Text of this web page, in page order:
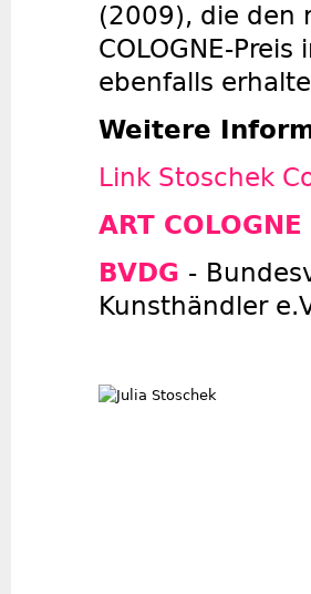
(2009), die den
COLOGNE-
ebenfalls
Weitere
Link Stoschek
ART COLOGNE
BVDG -
Kunsthändler